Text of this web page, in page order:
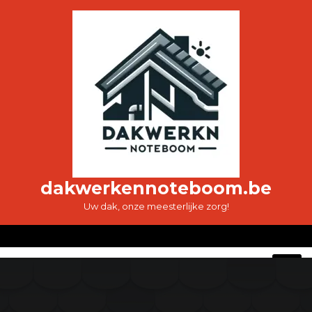
dakwerkennoteboom.be
Uw dak, onze meesterlijke zorg!